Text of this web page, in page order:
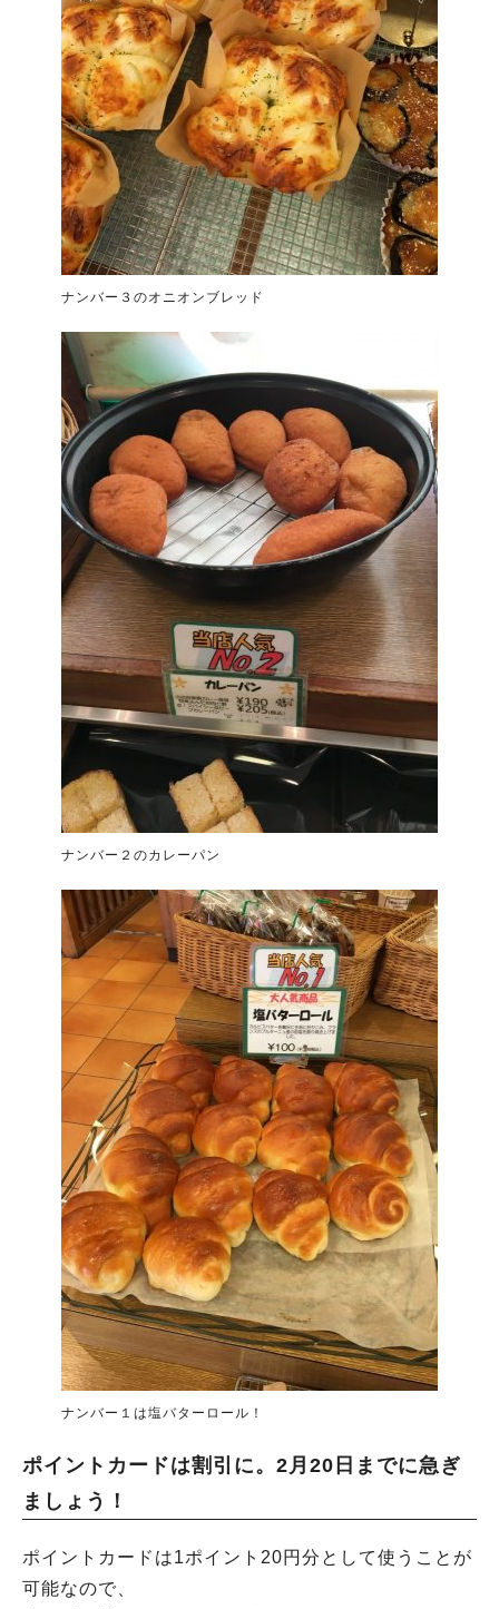
ナンバー３のオニオンブレッド
ナンバー２のカレーパン
ナンバー１は塩バターロール！
ポイントカードは割引に。2月20日までに急ぎ
ましょう！
ポイントカードは1ポイント20円分として使うことが
可能なので、